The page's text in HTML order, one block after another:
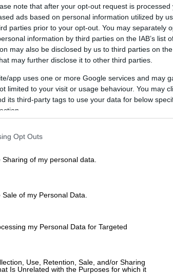
note that after your opt-out request is processed
ads based on personal information utilized by
parties prior to your opt-out. You may separately
information by third parties on the IAB’s list
may also be disclosed by us to third parties on the
may further disclose it to other third parties.
app uses one or more Google services and may
limited to your visit or usage behaviour. You may
its third-party tags to use your data for below
Opt Outs
of my personal data.
of my Personal Data.
my Personal Data for Targeted
Use, Retention, Sale, and/or Sharing
Is Unrelated with the Purposes for which it
να πλησιάζει